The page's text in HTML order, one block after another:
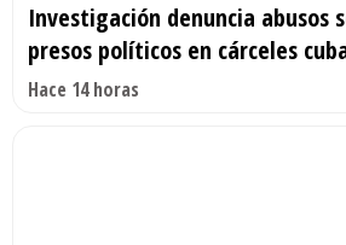
Investigación denuncia abusos
presos políticos en cárceles
Hace 14 horas